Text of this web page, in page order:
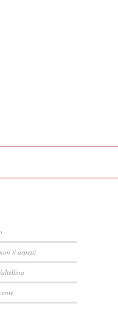
ti aspetti